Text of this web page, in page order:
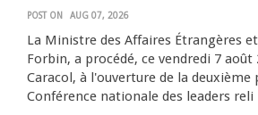
POST ON AUG 07, 2026
La Ministre des Affaires Étrangères
Forbin, a procédé, ce vendredi 7 août
Caracol, à l'ouverture de la deuxième
Conférence nationale des leaders reli